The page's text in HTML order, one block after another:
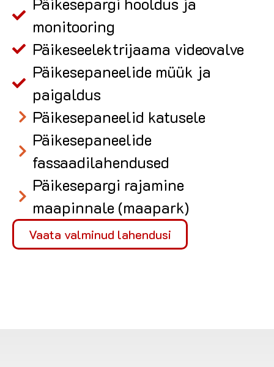
monitooring
Päikeseelektrijaama videovalve
Päikesepaneelide müük ja
paigaldus
Päikesepaneelid katusele
Päikesepaneelide
fassaadilahendused
Päikesepargi rajamine
maapinnale (maapark)
Vaata valminud lahendusi